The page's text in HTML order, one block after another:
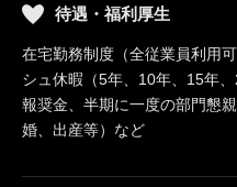
待遇・福利厚生
在宅勤務制度（全従業員利用
シュ休暇（5年、10年、15年
報奨金、半期に一度の部門懇
婚、出産等）など